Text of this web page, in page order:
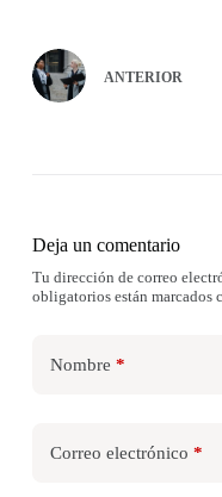
ANTERIOR
Deja un comentario
Tu dirección de correo
obligatorios están marcados
Nombre *
Correo electrónico *